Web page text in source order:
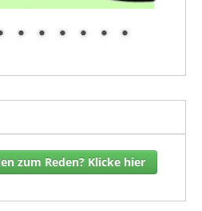
zum Reden? Klicke hier